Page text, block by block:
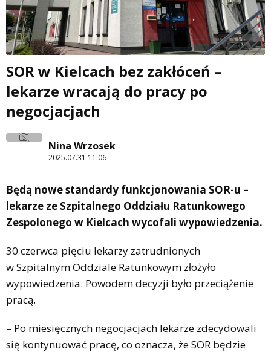
SOR w Kielcach bez zakłóceń –
lekarze wracają do pracy po
negocjacjach
Nina Wrzosek
2025.07.31 11:06
Będą nowe standardy funkcjonowania SOR-u –
lekarze ze Szpitalnego Oddziału Ratunkowego
Zespolonego w Kielcach wycofali wypowiedzenia.
30 czerwca pięciu lekarzy zatrudnionych
w Szpitalnym Oddziale Ratunkowym złożyło
wypowiedzenia. Powodem decyzji było przeciążenie
pracą.
– Po miesięcznych negocjacjach lekarze zdecydowali
się kontynuować pracę, co oznacza, że SOR będzie